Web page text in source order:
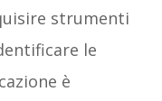
strumenti
le
è